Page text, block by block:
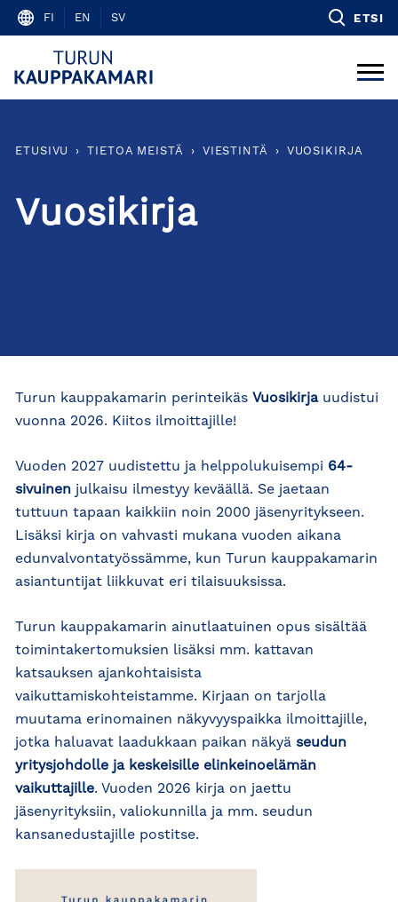
Skip
content
FI EN SV ETSI
ETUSIVU › TIETOA MEISTÄ › VIESTINTÄ › VUOSIKIRJA
Vuosikirja
Turun kauppakamarin perinteikäs Vuosikirjauudistui
vuonna 2026. Kiitos ilmoittajille!
Vuoden 2027 uudistettu ja helppolukuisempi 64-
sivuinen julkaisu ilmestyy keväällä. Se jaetaan
tuttuun tapaan kaikkiin noin 2000 jäsenyritykseen.
Lisäksi kirja on vahvasti mukana vuoden aikana
edunvalvontatyössämme, kun Turun kauppakamarin
asiantuntijat liikkuvat eri tilaisuuksissa.
Turun kauppakamarin ainutlaatuinen opus sisältää
toimintakertomuksien lisäksi mm. kattavan
katsauksen ajankohtaisista
vaikuttamiskohteistamme. Kirjaan on tarjolla
muutama erinomainen näkyvyyspaikka ilmoittajille,
jotka haluavat laadukkaan paikan näkyä seudun
yritysjohdolle ja keskeisille elinkeinoelämän
vaikuttajille. Vuoden 2026 kirja on jaettu
jäsenyrityksiin, valiokunnilla ja mm. seudun
kansanedustajille postitse.